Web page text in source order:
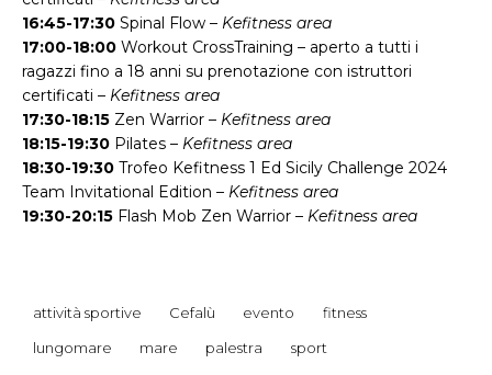
16:45-17:30 Spinal Flow – Kefitness area
17:00-18:00 Workout CrossTraining – aperto a tutti i
ragazzi fino a 18 anni su prenotazione con istruttori
certificati – Kefitness area
17:30-18:15 Zen Warrior – Kefitness area
18:15-19:30 Pilates – Kefitness area
18:30-19:30 Trofeo Kefitness 1 Ed Sicily Challenge 2024
Team Invitational Edition – Kefitness area
19:30-20:15 Flash Mob Zen Warrior – Kefitness area
attività sportive Cefalù evento fitness
lungomare mare palestra sport